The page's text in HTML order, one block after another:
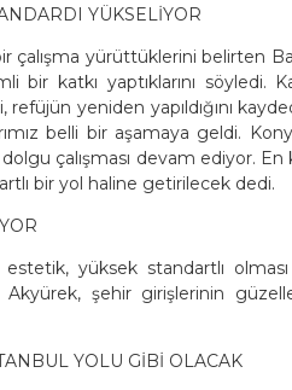
YÜKSELİYOR
çalışma yürüttüklerini belirten
katkı yaptıklarını söyledi.
yeniden yapıldığını
belli bir aşamaya geldi.
çalışması devam ediyor.
bir yol haline getirilecek dedi.
yüksek standartlı
şehir girişlerinin
YOLU GİBİ OLACAK